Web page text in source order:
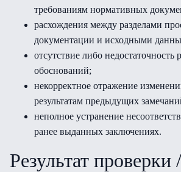
требованиям нормативных
расхождения между разделами
документации и исходными
отсутствие либо недостаточность
обоснований;
некорректное отражение
результатам предыдущих
неполное устранение
ранее выданных заключениях.
Результат проверки /